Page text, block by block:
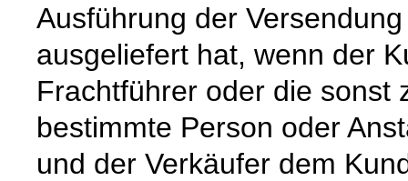
Ausführung der
ausgeliefert hat, wenn der
Frachtführer oder die sonst
bestimmte Person oder
und der Verkäufer dem